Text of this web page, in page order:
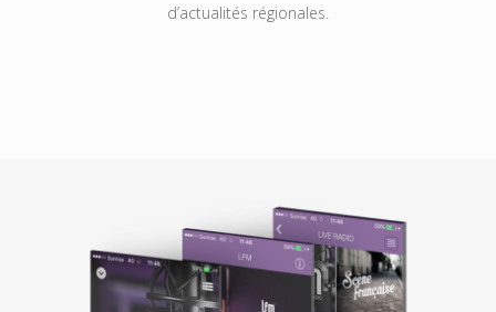
d’actualités régionales.